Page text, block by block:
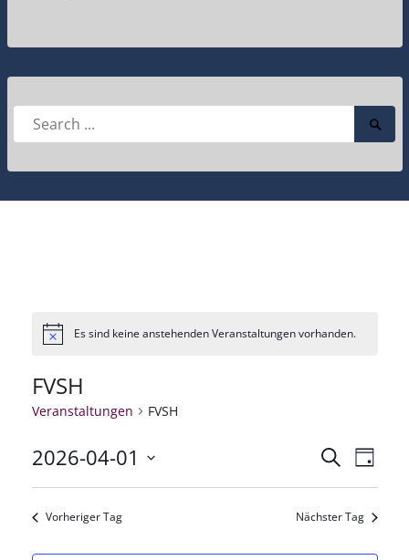
Search
HinweisEs sind keine anstehenden Veranstaltungen vorhanden.
FVSH
Veranstaltungen FVSH
SucheTag
2026-04-01
Datum
Vorheriger Tag Nächster Tag